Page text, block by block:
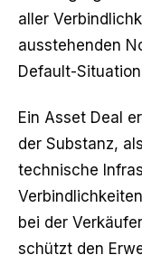
aller
ausstehenden
Default-
Ein Asset Deal
der Substanz,
technische
bei der
schützt den